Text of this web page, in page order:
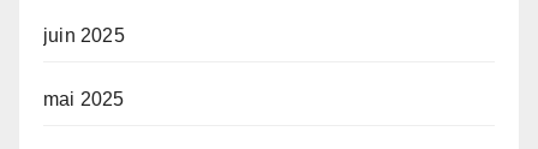
juin 2025
mai 2025